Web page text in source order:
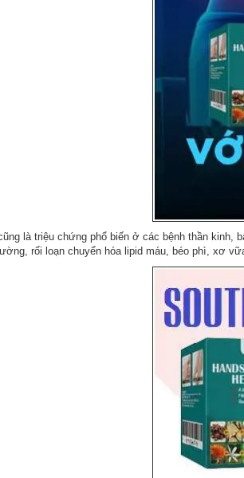
là triệu chứng phổ biến ở các bệnh thần kinh,
rối loạn chuyển hóa lipid máu, béo phì, xơ